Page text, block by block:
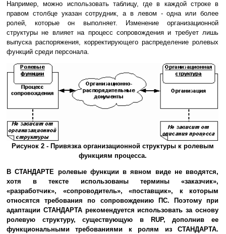
Например, можно использовать таблицу, где в каждой строке в
правом столбце указан сотрудник, а в левом - одна или более
ролей, которые он выполняет. Изменение организационной
структуры не влияет на процесс сопровождения и требует лишь
выпуска распоряжения, корректирующего распределение ролевых
функций среди персонала.
Рисунок 2 - Привязка организационной структуры к ролевым
функциям процесса.
В СТАНДАРТЕ ролевые функции в явном виде не вводятся,
хотя в тексте использованы термины «заказчик»,
«разработчик», «сопроводитель», «поставщик», к которым
относятся требования по сопровождению ПС. Поэтому при
адаптации СТАНДАРТА рекомендуется использовать за основу
ролевую структуру, существующую в RUP, дополнив ее
функциональными требованиями к ролям из СТАНДАРТА.